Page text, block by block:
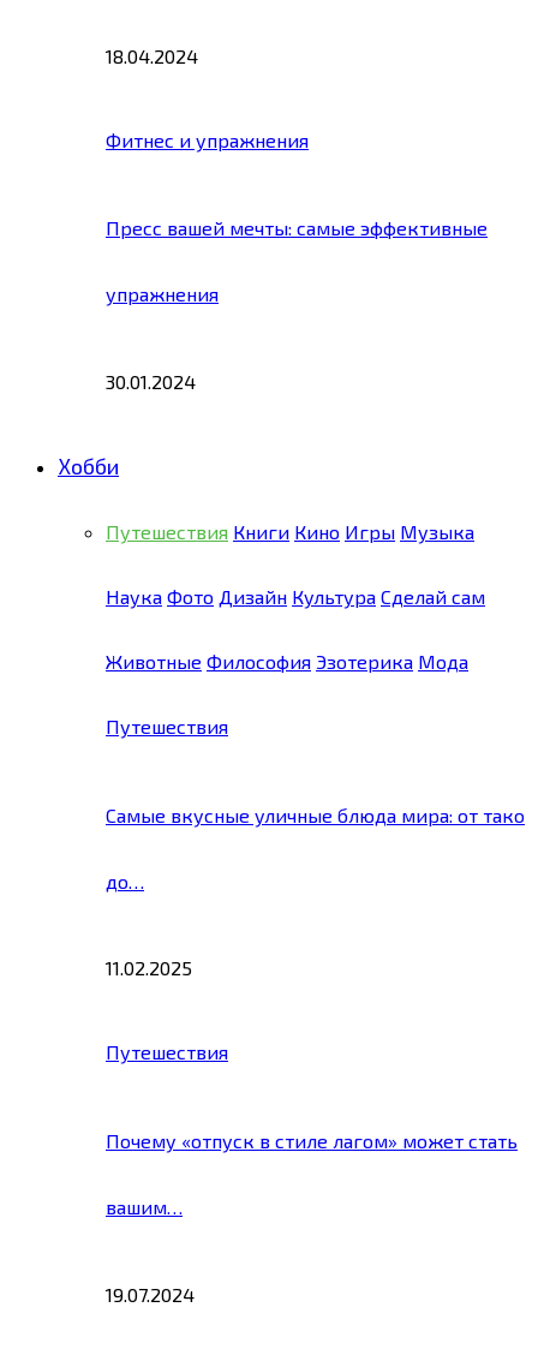
18.04.2024
Фитнес и упражнения
Пресс вашей мечты: самые эффективные
упражнения
30.01.2024
Хобби
Путешествия Книги Кино Игры Музыка
Наука Фото Дизайн Культура Сделай сам
Животные Философия Эзотерика Мода
Путешествия
Самые вкусные уличные блюда мира: от тако
до…
11.02.2025
Путешествия
Почему «отпуск в стиле лагом» может стать
вашим…
19.07.2024